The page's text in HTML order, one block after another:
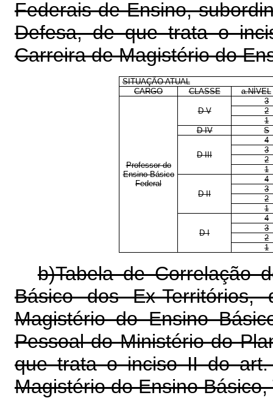
Federais de Ensino,
Defesa, de que trata o
Carreira de Magistério do
SITUAÇÃO ATUAL
CARGO
CLASSE a.NÍVEL
Professor do
Ensino Básico
Federal
D V
3
2
1
D IV
S
D III
4
3
2
1
D II
4
3
2
1
D I
4
3
2
1
b)Tabela de Correlação
Básico dos Ex-
Magistério do Ensino
Pessoal do Ministério do
que trata o inciso II do
Magistério do Ensino